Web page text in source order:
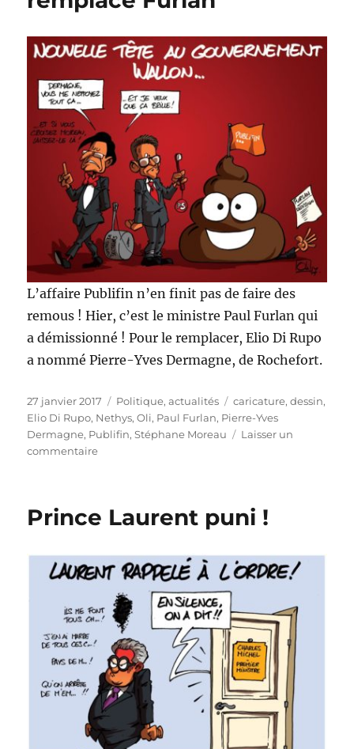
d’Eupen
L’affaire Publifin n’en finit pas de faire des
remous ! Hier, c’est le ministre Paul Furlan qui
a démissionné ! Pour le remplacer, Elio Di Rupo
a nommé Pierre-Yves Dermagne, de Rochefort.
Publié
le
27 janvier 2017 Catégories
Politique, actualités Étiquettes
caricature,dessin,
Elio Di Rupo, Nethys,Oli, Paul Furlan, Pierre-Yves
Dermagne, Publifin,Stéphane Moreau
Laisser un
commentairesur
remplace
Prince Laurent puni !